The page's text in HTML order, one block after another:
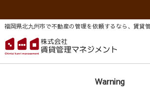
福岡県北九州市で不動産の管理を依頼するなら、賃貸
Warning